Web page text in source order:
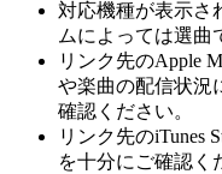
対応機種が表示さ
ムによっては選曲
リンク先のApple
や楽曲の配信状況
確認ください。
リンク先のiTunes
を十分にご確認く